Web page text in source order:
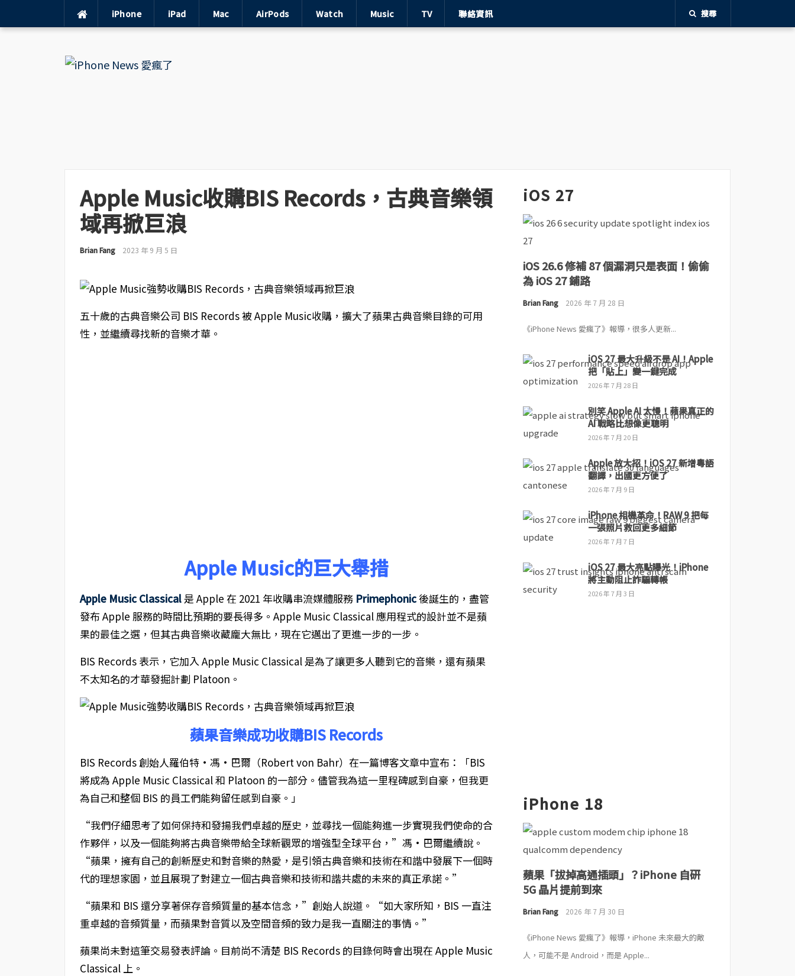
iPhone iPad Mac AirPods Watch Music TV 聯絡資訊 搜尋
Apple Music收購BIS Records，古典音樂領
域再掀巨浪
Brian Fang 2023 年 9 月 5 日
五十歲的古典音樂公司 BIS Records 被 Apple Music收購，擴大了蘋果古典音樂目錄的可用
性，並繼續尋找新的音樂才華。
Apple Music的巨大舉措
Apple Music Classical是 Apple 在 2021 年收購串流媒體服務 Primephonic後誕生的，盡管
發布 Apple 服務的時間比預期的要長得多。Apple Music Classical 應用程式的設計並不是蘋
果的最佳之選，但其古典音樂收藏龐大無比，現在它邁出了更進一步的一步。
BIS Records 表示，它加入 Apple Music Classical 是為了讓更多人聽到它的音樂，還有蘋果
不太知名的才華發掘計劃 Platoon。
蘋果音樂成功收購BIS Records
BIS Records 創始人羅伯特·馮·巴爾（Robert von Bahr）在一篇博客文章中宣布：「BIS
將成為 Apple Music Classical 和 Platoon 的一部分。儘管我為這一里程碑感到自豪，但我更
為自己和整個 BIS 的員工們能夠留任感到自豪。」
“我們仔細思考了如何保持和發揚我們卓越的歷史，並尋找一個能夠進一步實現我們使命的合
作夥伴，以及一個能夠將古典音樂帶給全球新觀眾的增強型全球平台，”馮·巴爾繼續說。
“蘋果，擁有自己的創新歷史和對音樂的熱愛，是引領古典音樂和技術在和諧中發展下一個時
代的理想家園，並且展現了對建立一個古典音樂和技術和諧共處的未來的真正承諾。”
“蘋果和 BIS 還分享著保存音頻質量的基本信念，”創始人說道。“如大家所知，BIS 一直注
重卓越的音頻質量，而蘋果對音質以及空間音頻的致力是我一直關注的事情。”
蘋果尚未對這筆交易發表評論。目前尚不清楚 BIS Records 的目錄何時會出現在 Apple Music
Classical 上。
iOS 27
iOS 26.6 修補 87 個漏洞只是表面！偷偷
為 iOS 27 鋪路
Brian Fang 2026 年 7 月 28 日
《iPhone News 愛瘋了》報導，很多人更新...
iOS 27 最大升級不是 AI！Apple
把「貼上」變一鍵完成
2026 年 7 月 28 日
別笑 Apple AI 太慢！蘋果真正的
AI 戰略比想像更聰明
2026 年 7 月 20 日
Apple 放大招！iOS 27 新增粵語
翻譯，出國更方便了
2026 年 7 月 9 日
iPhone 相機革命！RAW 9 把每
一張照片救回更多細節
2026 年 7 月 7 日
iOS 27 最大亮點曝光！iPhone
將主動阻止詐騙轉帳
2026 年 7 月 3 日
iPhone 18
蘋果「拔掉高通插頭」？iPhone 自研
5G 晶片提前到來
Brian Fang 2026 年 7 月 30 日
《iPhone News 愛瘋了》報導，iPhone 未來最大的敵
人，可能不是 Android，而是 Apple...